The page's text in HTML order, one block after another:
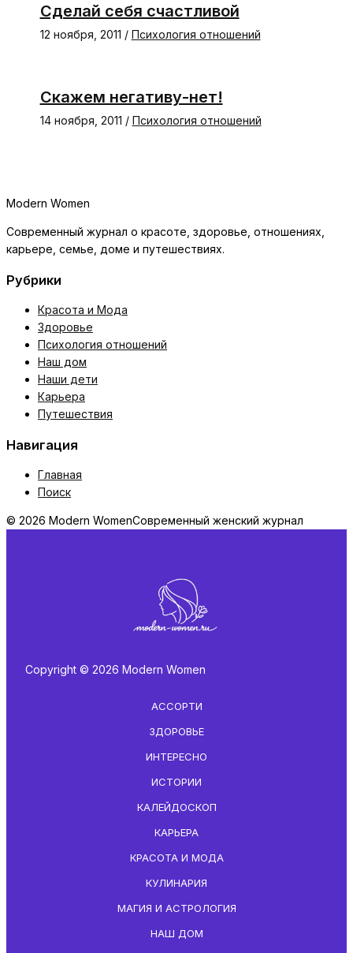
Сделай себя счастливой
12 ноября, 2011 / Психология отношений
Скажем негативу-нет!
14 ноября, 2011 / Психология отношений
Modern Women
Современный журнал о красоте, здоровье, отношениях,
карьере, семье, доме и путешествиях.
Рубрики
Красота и Мода
Здоровье
Психология отношений
Наш дом
Наши дети
Карьера
Путешествия
Навигация
Главная
Поиск
© 2026 Modern WomenСовременный женский журнал
Copyright © 2026 Modern Women
АССОРТИ
ЗДОРОВЬЕ
ИНТЕРЕСНО
ИСТОРИИ
КАЛЕЙДОСКОП
КАРЬЕРА
КРАСОТА И МОДА
КУЛИНАРИЯ
МАГИЯ И АСТРОЛОГИЯ
НАШ ДОМ